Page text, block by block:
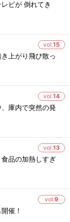
ビが 倒れてき
vol.15
上がり飛び散っ
vol.14
庫内で突然の発
vol.13
品の加熱しすぎ
vol.9
催！